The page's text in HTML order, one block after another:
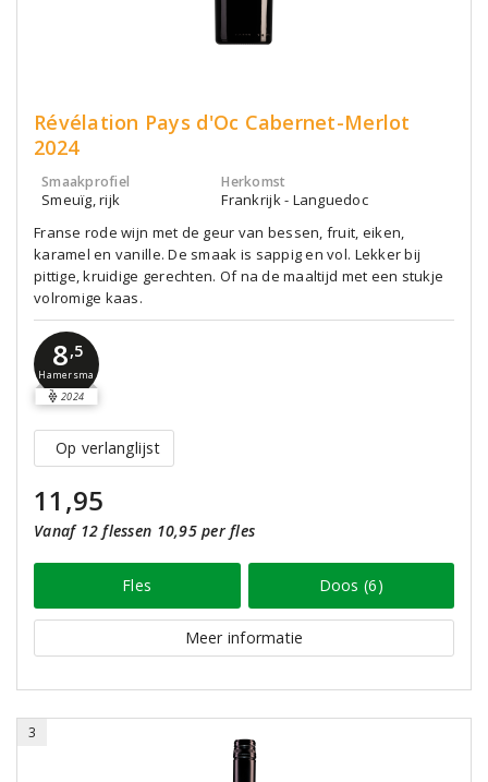
Révélation Pays d'Oc Cabernet-Merlot
2024
Smaakprofiel
Smeuïg, rijk
Herkomst
Frankrijk - Languedoc
Franse rode wijn met de geur van bessen, fruit, eiken,
karamel en vanille. De smaak is sappig en vol. Lekker bij
pittige, kruidige gerechten. Of na de maaltijd met een stukje
volromige kaas.
8,5
Hamersma
2024
Op verlanglijst
11,95
Vanaf 12 flessen 10,95 per fles
Fles Doos (6)
Meer informatie
3